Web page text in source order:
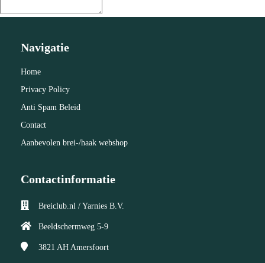
Navigatie
Home
Privacy Policy
Anti Spam Beleid
Contact
Aanbevolen brei-/haak webshop
Contactinformatie
Breiclub.nl / Yarnies B.V.
Beeldschermweg 5-9
3821 AH Amersfoort